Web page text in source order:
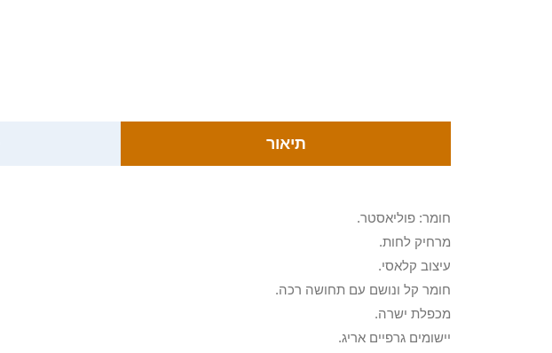
תיאור
חומר: פוליאסטר.
מרחיק לחות.
עיצוב קלאסי.
חומר קל ונושם עם תחושה רכה.
מכפלת ישרה.
יישומים גרפיים אריג.